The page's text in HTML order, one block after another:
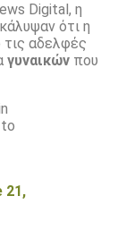
Digital, η
ότι η
τις αδελφές
γυναικών που
21,